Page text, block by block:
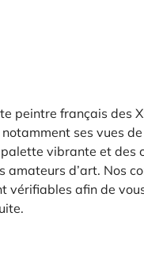
peintre français des
ses vues
vibrante et des
amateurs d’art. Nos
vérifiables afin de